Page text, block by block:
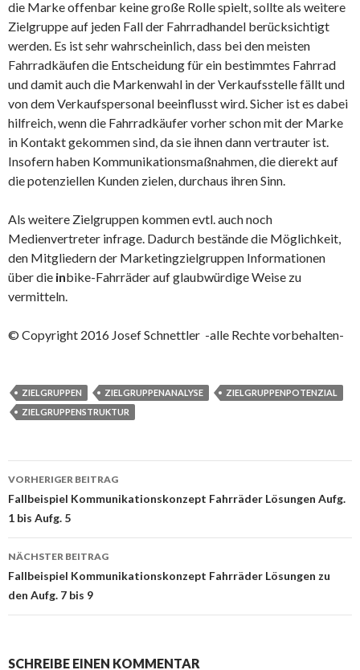
die Marke offenbar keine große Rolle spielt, sollte als weitere
Zielgruppe auf jeden Fall der Fahrradhandel berücksichtigt
werden. Es ist sehr wahrscheinlich, dass bei den meisten
Fahrradkäufen die Entscheidung für ein bestimmtes Fahrrad
und damit auch die Markenwahl in der Verkaufsstelle fällt und
von dem Verkaufspersonal beeinflusst wird. Sicher ist es dabei
hilfreich, wenn die Fahrradkäufer vorher schon mit der Marke
in Kontakt gekommen sind, da sie ihnen dann vertrauter ist.
Insofern haben Kommunikationsmaßnahmen, die dierekt auf
die potenziellen Kunden zielen, durchaus ihren Sinn.
Als weitere Zielgruppen kommen evtl. auch noch
Medienvertreter infrage. Dadurch bestände die Möglichkeit,
den Mitgliedern der Marketingzielgruppen Informationen
über die inbike-Fahrräder auf glaubwürdige Weise zu
vermitteln.
© Copyright 2016 Josef Schnettler -alle Rechte vorbehalten-
ZIELGRUPPEN ZIELGRUPPENANALYSE
ZIELGRUPPENPOTENZIAL
ZIELGRUPPENSTRUKTUR
Beitrags-
Navigation
VORHERIGER BEITRAG
Fallbeispiel Kommunikationskonzept Fahrräder Lösungen Aufg.
1 bis Aufg. 5
NÄCHSTER BEITRAG
Fallbeispiel Kommunikationskonzept Fahrräder Lösungen zu
den Aufg. 7 bis 9
SCHREIBE EINEN KOMMENTAR